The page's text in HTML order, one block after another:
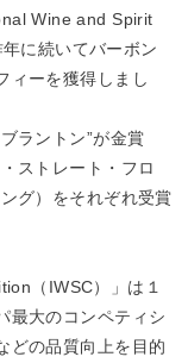
Wine and Spirit
年に続いてバーボン
ィーを獲得しまし
ラントン”が金賞
ストレート・フロ
グ）をそれぞれ受賞
（IWSC）」は１
最大のコンペティシ
どの品質向上を目的